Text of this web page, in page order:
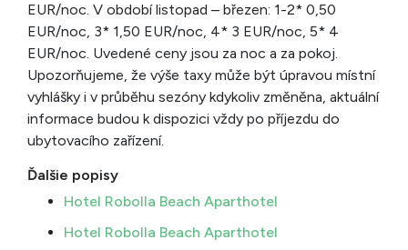
EUR/noc. V období listopad – březen: 1-2* 0,50
EUR/noc, 3* 1,50 EUR/noc, 4* 3 EUR/noc, 5* 4
EUR/noc. Uvedené ceny jsou za noc a za pokoj.
Upozorňujeme, že výše taxy může být úpravou místní
vyhlášky i v průběhu sezóny kdykoliv změněna, aktuální
informace budou k dispozici vždy po příjezdu do
ubytovacího zařízení.
Ďalšie popisy
Hotel Robolla Beach Aparthotel
Hotel Robolla Beach Aparthotel